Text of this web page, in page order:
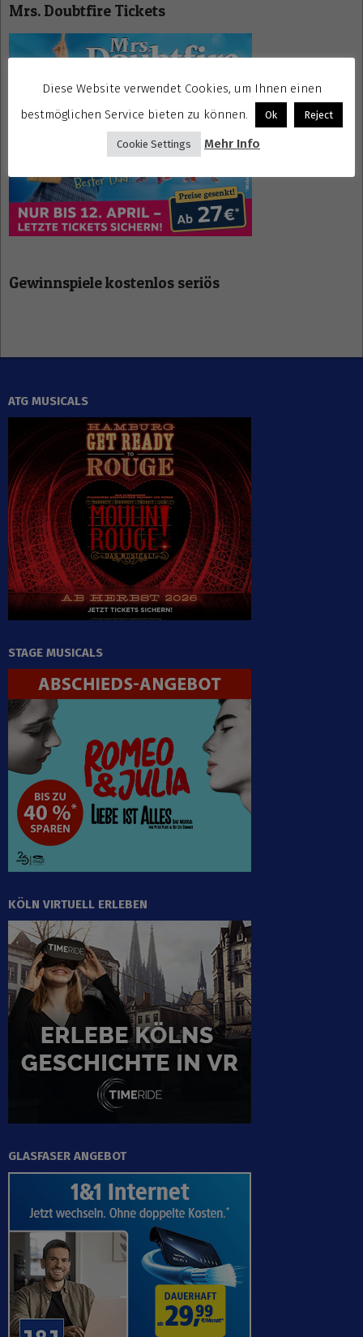
Mrs. Doubtfire Tickets
Gewinnspiele kostenlos seriös
ATG MUSICALS
STAGE MUSICALS
KÖLN VIRTUELL ERLEBEN
GLASFASER ANGEBOT
Diese Website verwendet Cookies, um Ihnen einen
bestmöglichen Service bieten zu können.
Ok Reject
Cookie Settings Mehr Info